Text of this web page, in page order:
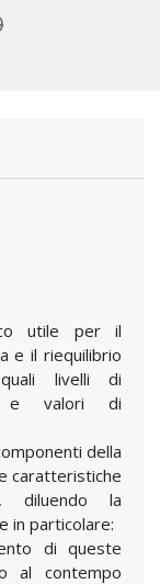
utile per il
e il riequilibrio
livelli di
e valori di
della
caratteristiche
diluendo la
in particolare:
di queste
al contempo